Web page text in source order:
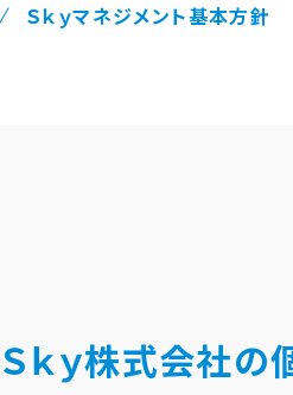
Ｓｋｙマネジメント基本方針
Ｓｋｙ株式会社